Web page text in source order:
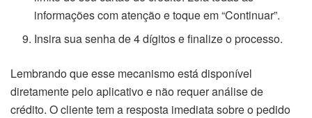
informações com atenção e toque em “Continuar”.
Insira sua senha de 4 dígitos e finalize o processo.
Lembrando que esse mecanismo está disponível
diretamente pelo aplicativo e não requer análise de
crédito. O cliente tem a resposta imediata sobre o pedido